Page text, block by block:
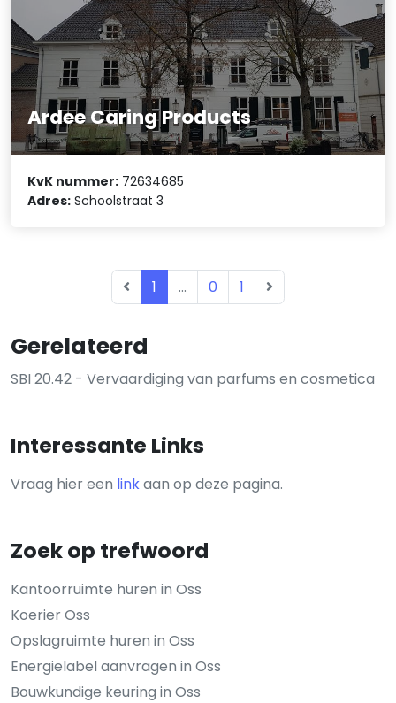
Gerelateerd
SBI 20.42 - Vervaardiging van parfums en cosmetica
Interessante Links
Vraag hier een linkaan op deze pagina.
Zoek op trefwoord
Kantoorruimte huren in Oss
Koerier Oss
Opslagruimte huren in Oss
Energielabel aanvragen in Oss
Bouwkundige keuring in Oss
Ardee Caring Products
KvK nummer: 72634685
Adres: Schoolstraat 3
1 ... 0 1